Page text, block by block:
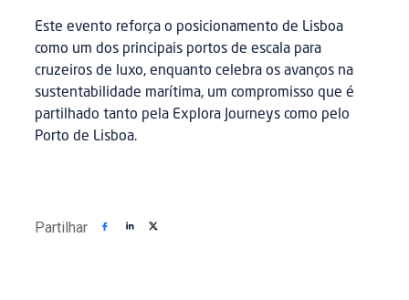
Este evento reforça o posicionamento de Lisboa
como um dos principais portos de escala para
cruzeiros de luxo, enquanto celebra os avanços na
sustentabilidade marítima, um compromisso que é
partilhado tanto pela Explora Journeys como pelo
Porto de Lisboa.
Partilhar